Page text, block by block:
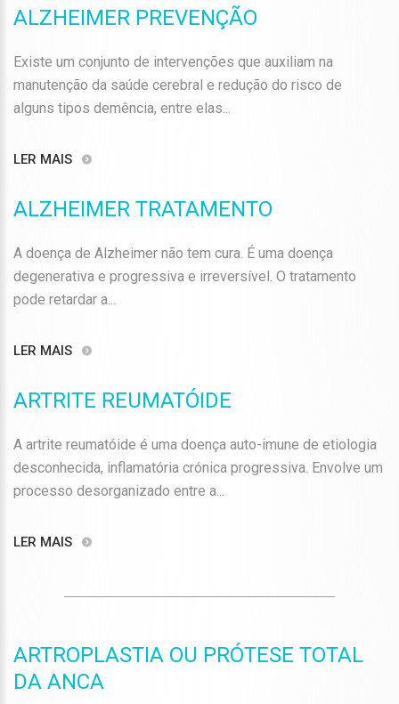
ALZHEIMER PREVENÇÃO
Existe um conjunto de intervenções que auxiliam na
manutenção da saúde cerebral e redução do risco de
alguns tipos demência, entre elas...
LER MAIS
ALZHEIMER TRATAMENTO
A doença de Alzheimer não tem cura. É uma doença
degenerativa e progressiva e irreversível. O tratamento
pode retardar a...
LER MAIS
ARTRITE REUMATÓIDE
A artrite reumatóide é uma doença auto-imune de etiologia
desconhecida, inflamatória crónica progressiva. Envolve um
processo desorganizado entre a...
LER MAIS
ARTROPLASTIA OU PRÓTESE TOTAL
DA ANCA